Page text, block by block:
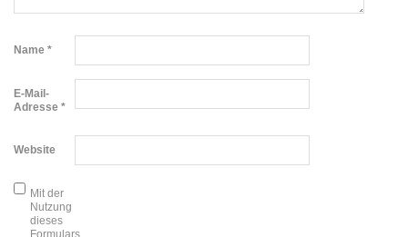
Name *
E-Mail-
Adresse *
Website
Mit der
Nutzung
dieses
Formulars